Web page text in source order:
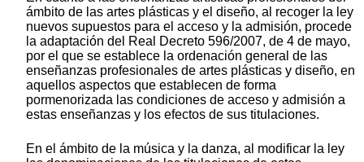
ámbito de las artes plásticas y el diseño, al recoger la ley
nuevos supuestos para el acceso y la admisión, procede
la adaptación del Real Decreto 596/2007, de 4 de mayo,
por el que se establece la ordenación general de las
enseñanzas profesionales de artes plásticas y diseño, en
aquellos aspectos que establecen de forma
pormenorizada las condiciones de acceso y admisión a
estas enseñanzas y los efectos de sus titulaciones.
En el ámbito de la música y la danza, al modificar la ley